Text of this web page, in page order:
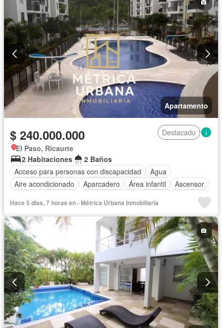
Apartamento
$ 240.000.000
Destacado
El Paso, Ricaurte
2 Habitaciones
2 Baños
Acceso para personas con discapacidad
Agua
Aire acondicionado
Aparcadero Área infantil
Ascensor
Caseta de vigilancia
Cocina integral
Gas natural Gimnasio
Jacuzzi
Piscina
Vigilante Seguridad privada
Tanque de agua
Terraza
Vista panorámica Wifi
Hace 5 días, 7 horas en - Métrica Urbana Inmobiliaria